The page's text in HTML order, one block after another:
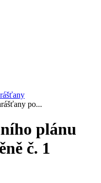
po...
plánu
č. 1